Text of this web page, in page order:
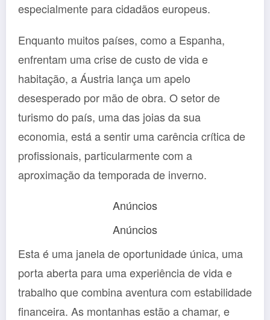
especialmente para cidadãos europeus.
Enquanto muitos países, como a Espanha,
enfrentam uma crise de custo de vida e
habitação, a Áustria lança um apelo
desesperado por mão de obra. O setor de
turismo do país, uma das joias da sua
economia, está a sentir uma carência crítica de
profissionais, particularmente com a
aproximação da temporada de inverno.
Anúncios
Anúncios
Esta é uma janela de oportunidade única, uma
porta aberta para uma experiência de vida e
trabalho que combina aventura com estabilidade
financeira. As montanhas estão a chamar, e